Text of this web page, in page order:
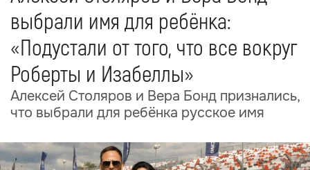
выбрали имя для ребёнка:
«Подустали от того, что все вокруг
Роберты и Изабеллы»
Алексей Столяров и Вера Бонд признались,
что выбрали для ребёнка русское имя